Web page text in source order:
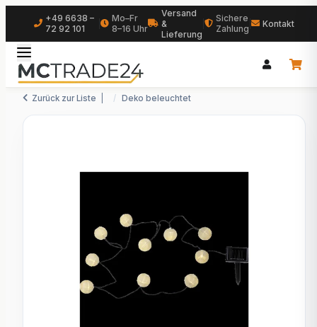
+49 6638 –
72 92 101
Mo–Fr
8–16 Uhr
Versand
&
Lieferung
Sichere
Zahlung
Kontakt
Zurück zur Liste Deko beleuchtet